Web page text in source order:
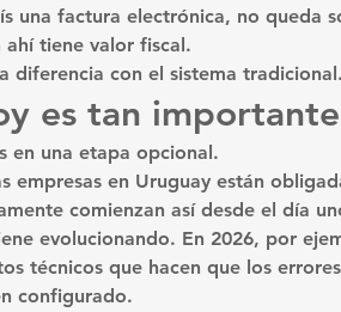
una factura electrónica, no queda
tiene valor fiscal.
diferencia con el sistema tradicional.
es tan
en una etapa opcional.
empresas en Uruguay están
comienzan así desde el día
evolucionando. En 2026, por
técnicos que hacen que los
configurado.